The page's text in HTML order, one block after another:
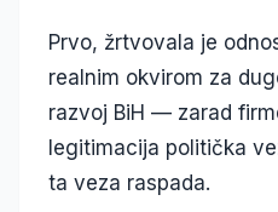
Prvo, žrtvovala je
realnim okvirom za
razvoj BiH — zarad
legitimacija politička
ta veza raspada.